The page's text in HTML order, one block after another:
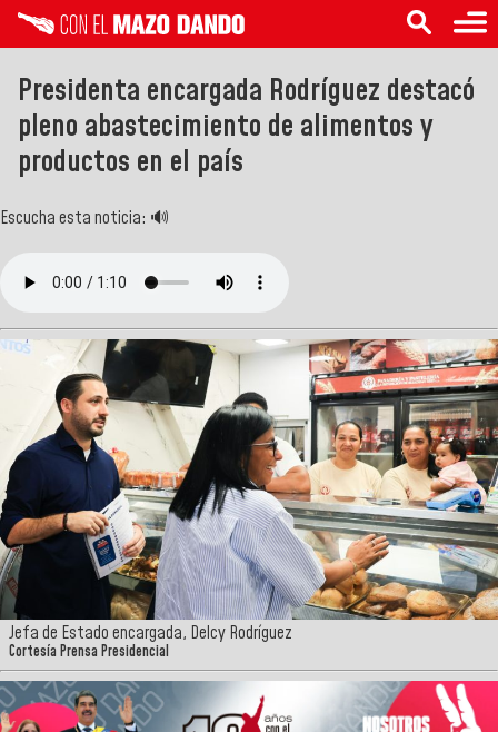
Presidenta encargada Rodríguez destacó
pleno abastecimiento de alimentos y
productos en el país
Escucha esta noticia: 🔊
Jefa de Estado encargada, Delcy Rodríguez
Cortesía Prensa Presidencial